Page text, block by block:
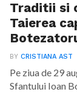
Traditii si
Taierea
BYCRISTIANA AST
Pe ziua de 29
Sfantului Ioan